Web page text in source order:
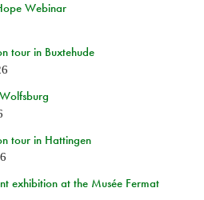
Webinar
tour in Buxtehude
tour in Hattingen
exhibition at the Musée Fermat